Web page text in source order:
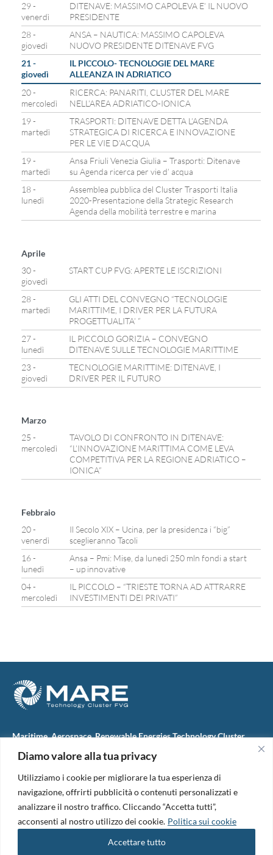
Diamo valore alla tua privacy
Utilizziamo i cookie per migliorare la tua esperienza di
navigazione, offrirti pubblicità o contenuti personalizzati e
analizzare il nostro traffico. Cliccando “Accetta tutti”,
acconsenti al nostro utilizzo dei cookie. Politica sui cookie
Accettare tutto
29 -
venerdì
DITENAVE: MASSIMO CAPOLEVA E’ IL NUOVO
PRESIDENTE
28 -
giovedì
ANSA – NAUTICA: MASSIMO CAPOLEVA
NUOVO PRESIDENTE DITENAVE FVG
21 -
giovedì
IL PICCOLO- TECNOLOGIE DEL MARE
ALLEANZA IN ADRIATICO
20 -
mercoledì
RICERCA: PANARITI, CLUSTER DEL MARE
NELL’AREA ADRIATICO-IONICA
19 -
martedì
TRASPORTI: DITENAVE DETTA L’AGENDA
STRATEGICA DI RICERCA E INNOVAZIONE
PER LE VIE D’ACQUA
19 -
martedì
Ansa Friuli Venezia Giulia – Trasporti: Ditenave
su Agenda ricerca per vie d’ acqua
18 -
lunedì
Assemblea pubblica del Cluster Trasporti Italia
2020-Presentazione della Strategic Research
Agenda della mobilità terrestre e marina
Aprile
30 -
giovedì
START CUP FVG: APERTE LE ISCRIZIONI
28 -
martedì
GLI ATTI DEL CONVEGNO “TECNOLOGIE
MARITTIME, I DRIVER PER LA FUTURA
PROGETTUALITA’ ”
27 -
lunedì
IL PICCOLO GORIZIA – CONVEGNO
DITENAVE SULLE TECNOLOGIE MARITTIME
23 -
giovedì
TECNOLOGIE MARITTIME: DITENAVE, I
DRIVER PER IL FUTURO
Marzo
25 -
mercoledì
TAVOLO DI CONFRONTO IN DITENAVE:
“L’INNOVAZIONE MARITTIMA COME LEVA
COMPETITIVA PER LA REGIONE ADRIATICO –
IONICA”
Febbraio
20 -
venerdì
Il Secolo XIX – Ucina, per la presidenza i “big”
sceglieranno Tacoli
16 -
lunedì
Ansa – Pmi: Mise, da lunedì 250 mln fondi a start
– up innovative
04 -
mercoledì
IL PICCOLO – “TRIESTE TORNA AD ATTRARRE
INVESTIMENTI DEI PRIVATI”
Maritime, Aerospace, Renewable Energies Technology Cluster
M.A.R.E. TC FVG S.c.ar.l.
34074 Monfalcone (Italy)
tel. +39 0481 723440
Codice Fiscale e Partita Iva: 01138620313
PEC:marefvg@legalmail.it
Codice univoco per i pagamenti: M5UXCR1
Copyright 2026. Design and development by